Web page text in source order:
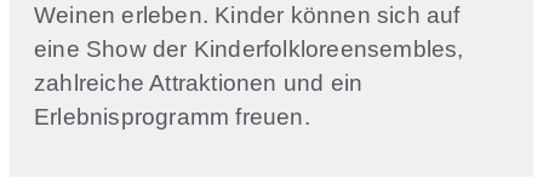
Weinen erleben. Kinder können sich auf
eine Show der Kinderfolkloreensembles,
zahlreiche Attraktionen und ein
Erlebnisprogramm freuen.